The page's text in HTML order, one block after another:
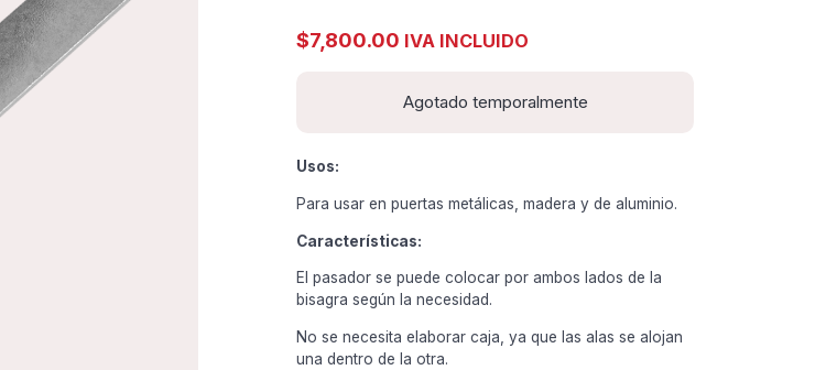
$7,800.00 IVA INCLUIDO
Agotado temporalmente
Usos:
Para usar en puertas metálicas, madera y de aluminio.
Características:
El pasador se puede colocar por ambos lados de la
bisagra según la necesidad.
No se necesita elaborar caja, ya que las alas se alojan
una dentro de la otra.